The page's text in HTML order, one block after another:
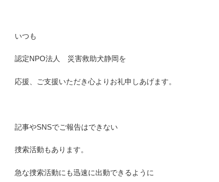
いつも
認定NPO法人 災害救助犬静岡を
応援、ご支援いただき心よりお礼申しあげます。
記事やSNSでご報告はできない
捜索活動もあります。
急な捜索活動にも迅速に出動できるように